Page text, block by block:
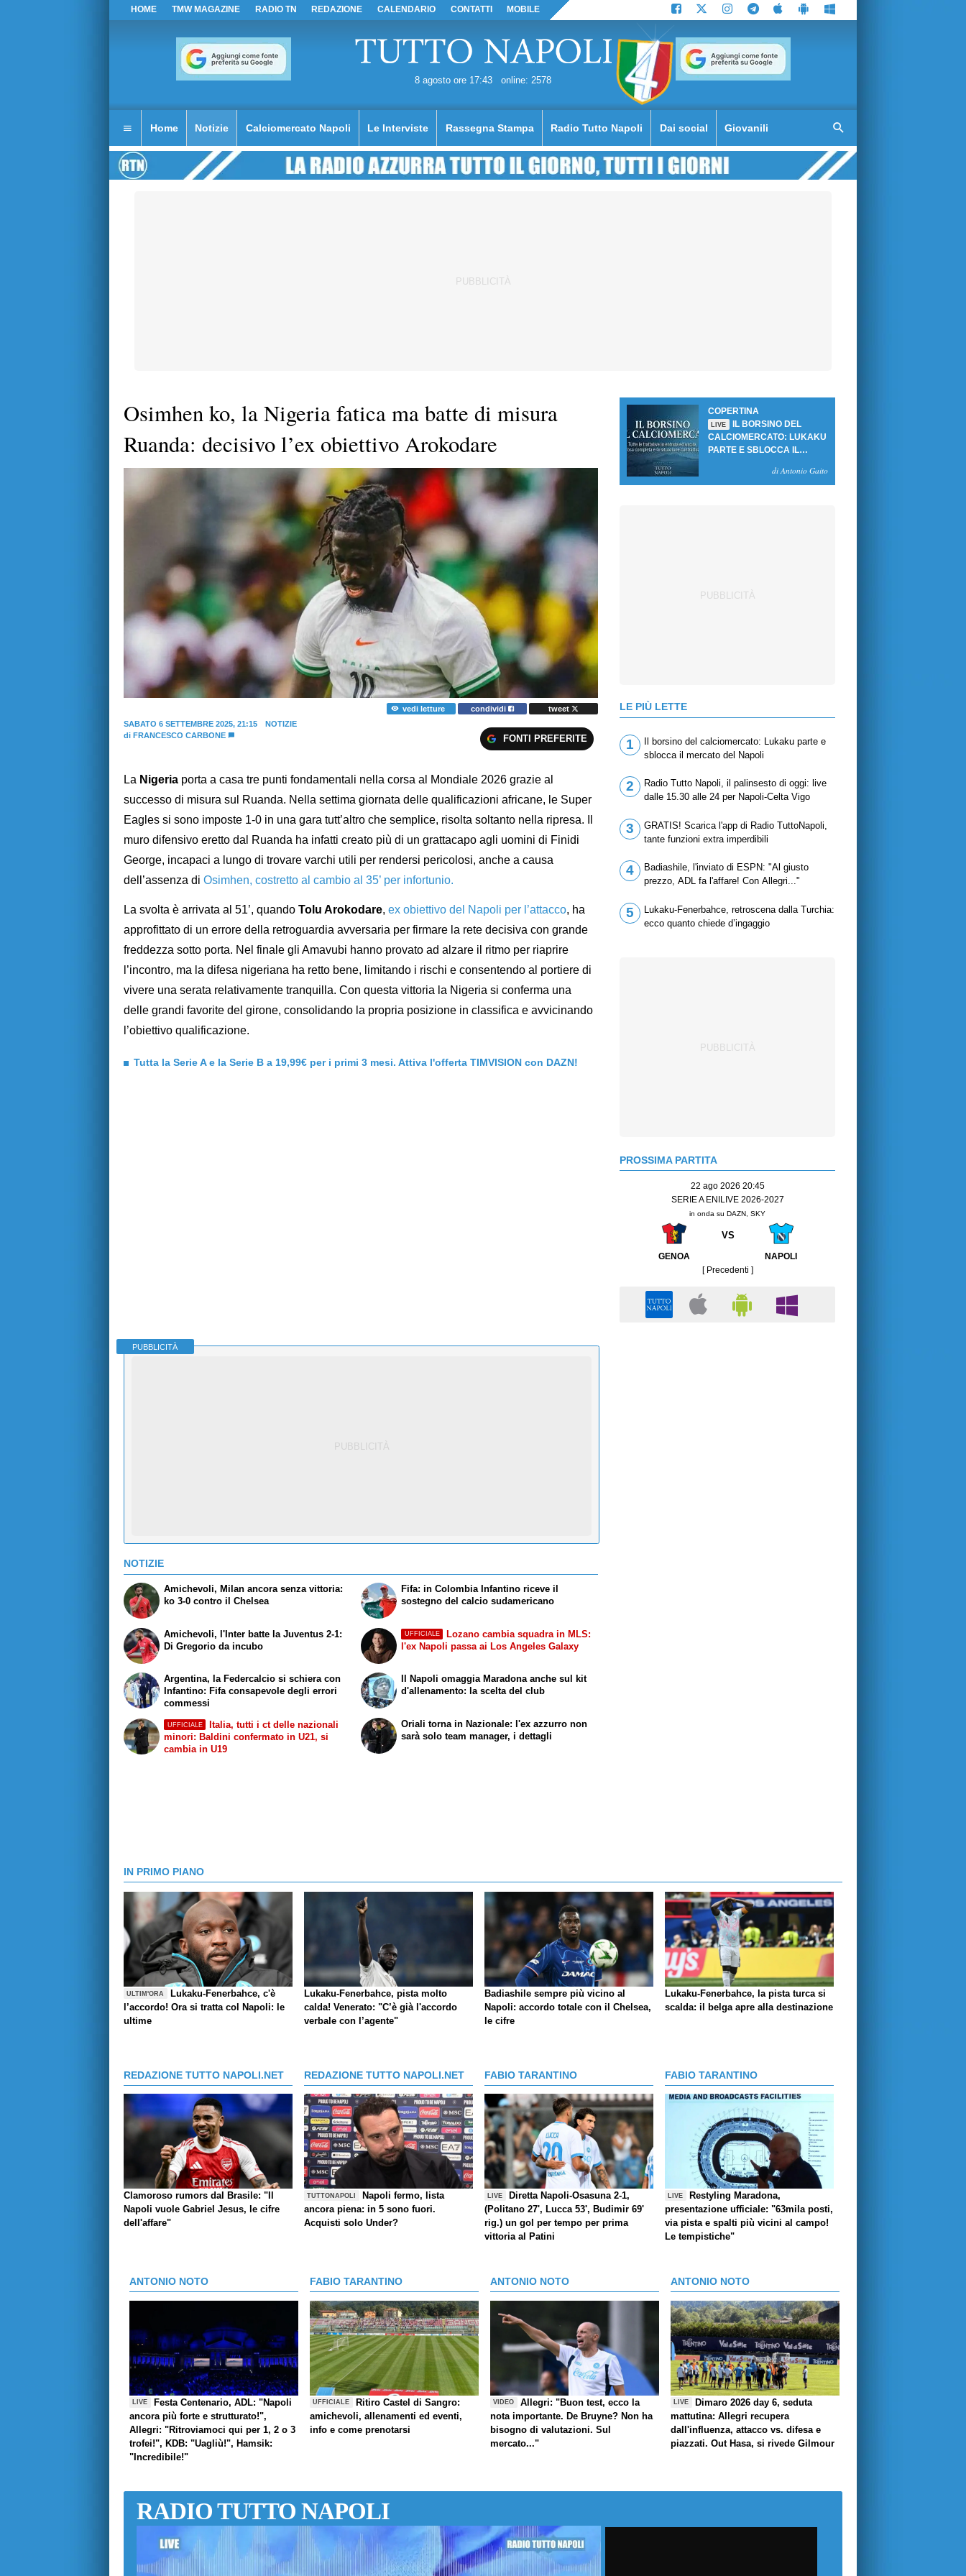
HOME TMW MAGAZINE RADIO TN REDAZIONE CALENDARIO CONTATTI MOBILE
8 agosto ore 17:43 online: 2578
Home Notizie Calciomercato Napoli Le Interviste Rassegna Stampa Radio Tutto Napoli Dai social Giovanili
Osimhen ko, la Nigeria fatica ma batte di misura
Ruanda: decisivo l’ex obiettivo Arokodare
vedi letture condividi
tweet
SABATO 6 SETTEMBRE 2025, 21:15
NOTIZIE
di FRANCESCO CARBONE FONTI PREFERITE
La Nigeria porta a casa tre punti fondamentali nella corsa al Mondiale 2026 grazie al
successo di misura sul Ruanda. Nella settima giornata delle qualificazioni africane, le Super
Eagles si sono imposte 1-0 in una gara tutt’altro che semplice, risolta soltanto nella ripresa. Il
muro difensivo eretto dal Ruanda ha infatti creato più di un grattacapo agli uomini di Finidi
George, incapaci a lungo di trovare varchi utili per rendersi pericolosi, anche a causa
dell’assenza di Osimhen, costretto al cambio al 35’ per infortunio.
La svolta è arrivata al 51’, quando Tolu Arokodare, ex obiettivo del Napoli per l’attacco, ha
approfittato di un errore della retroguardia avversaria per firmare la rete decisiva con grande
freddezza sotto porta. Nel finale gli Amavubi hanno provato ad alzare il ritmo per riaprire
l’incontro, ma la difesa nigeriana ha retto bene, limitando i rischi e consentendo al portiere di
vivere una serata relativamente tranquilla. Con questa vittoria la Nigeria si conferma una
delle grandi favorite del girone, consolidando la propria posizione in classifica e avvicinando
l’obiettivo qualificazione.
Tutta la Serie A e la Serie B a 19,99€ per i primi 3 mesi. Attiva l'offerta TIMVISION con DAZN!
PUBBLICITÀ
NOTIZIE
Amichevoli, Milan ancora senza vittoria:
ko 3-0 contro il Chelsea
Amichevoli, l'Inter batte la Juventus 2-1:
Di Gregorio da incubo
Fifa: in Colombia Infantino riceve il
sostegno del calcio sudamericano
UFFICIALE
Lozano cambia squadra in MLS:
l'ex Napoli passa ai Los Angeles Galaxy
Argentina, la Federcalcio si schiera con
Infantino: Fifa consapevole degli errori
commessi
UFFICIALE
Italia, tutti i ct delle nazionali
minori: Baldini confermato in U21, si
cambia in U19
Il Napoli omaggia Maradona anche sul kit
d'allenamento: la scelta del club
Oriali torna in Nazionale: l'ex azzurro non
sarà solo team manager, i dettagli
COPERTINA
LIVE
IL BORSINO DEL
CALCIOMERCATO: LUKAKU
PARTE E SBLOCCA IL
di Antonio Gaito
LE PIÙ LETTE
1
Il borsino del calciomercato: Lukaku parte e
sblocca il mercato del Napoli
2
Radio Tutto Napoli, il palinsesto di oggi: live
dalle 15.30 alle 24 per Napoli-Celta Vigo
3
GRATIS! Scarica l'app di Radio TuttoNapoli,
tante funzioni extra imperdibili
4
Badiashile, l'inviato di ESPN: "Al giusto
prezzo, ADL fa l'affare! Con Allegri..."
5
Lukaku-Fenerbahce, retroscena dalla Turchia:
ecco quanto chiede d’ingaggio
PROSSIMA PARTITA
22 ago 2026 20:45
SERIE A ENILIVE 2026-2027
in onda su DAZN, SKY
VS
GENOA
NAPOLI
[ Precedenti ]
IN PRIMO PIANO
ULTIM'ORA
Lukaku-Fenerbahce, c'è
l’accordo! Ora si tratta col Napoli: le
ultime
Lukaku-Fenerbahce, pista molto
calda! Venerato: "C’è già l'accordo
verbale con l’agente"
Badiashile sempre più vicino al
Napoli: accordo totale con il Chelsea,
le cifre
Lukaku-Fenerbahce, la pista turca si
scalda: il belga apre alla destinazione
REDAZIONE TUTTO NAPOLI.NET
Clamoroso rumors dal Brasile: "Il
Napoli vuole Gabriel Jesus, le cifre
dell'affare"
REDAZIONE TUTTO NAPOLI.NET
TUTTONAPOLI
Napoli fermo, lista
ancora piena: in 5 sono fuori.
Acquisti solo Under?
FABIO TARANTINO
LIVE
Diretta Napoli-Osasuna 2-1,
(Politano 27', Lucca 53', Budimir 69'
rig.) un gol per tempo per prima
vittoria al Patini
FABIO TARANTINO
LIVE
Restyling Maradona,
presentazione ufficiale: "63mila posti,
via pista e spalti più vicini al campo!
Le tempistiche"
ANTONIO NOTO
LIVE
Festa Centenario, ADL: "Napoli
ancora più forte e strutturato!",
Allegri: "Ritroviamoci qui per 1, 2 o 3
trofei!", KDB: "Uagliù!", Hamsik:
"Incredibile!"
FABIO TARANTINO
UFFICIALE
Ritiro Castel di Sangro:
amichevoli, allenamenti ed eventi,
info e come prenotarsi
ANTONIO NOTO
VIDEO
Allegri: "Buon test, ecco la
nota importante. De Bruyne? Non ha
bisogno di valutazioni. Sul
mercato..."
ANTONIO NOTO
LIVE
Dimaro 2026 day 6, seduta
mattutina: Allegri recupera
dall'influenza, attacco vs. difesa e
piazzati. Out Hasa, si rivede Gilmour
RADIO TUTTO NAPOLI